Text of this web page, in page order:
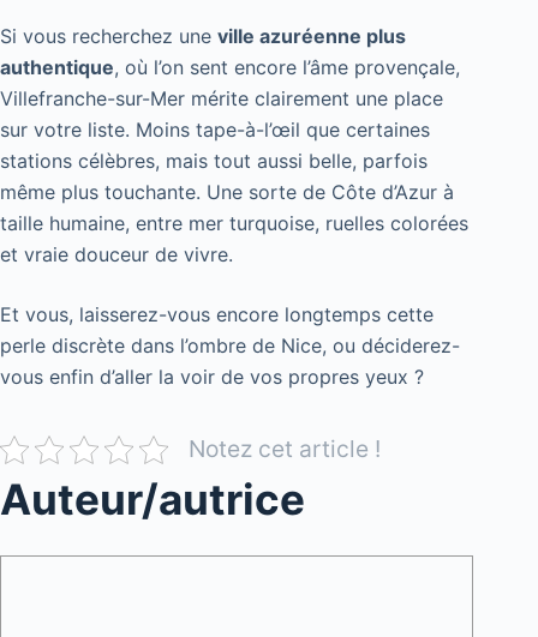
Si vous recherchez une ville azuréenne plus
authentique, où l’on sent encore l’âme provençale,
Villefranche-sur-Mer mérite clairement une place
sur votre liste. Moins tape-à-l’œil que certaines
stations célèbres, mais tout aussi belle, parfois
même plus touchante. Une sorte de Côte d’Azur à
taille humaine, entre mer turquoise, ruelles colorées
et vraie douceur de vivre.
Et vous, laisserez-vous encore longtemps cette
perle discrète dans l’ombre de Nice, ou déciderez-
vous enfin d’aller la voir de vos propres yeux ?
Notez cet article !
Auteur/autrice